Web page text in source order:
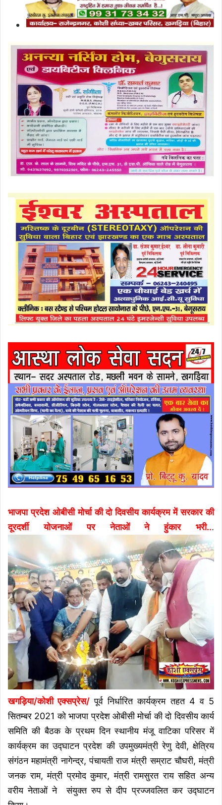
भाजपा प्रदेश ओबीसी मोर्चा की दो दिवसीय कार्यक्रम में सरकार की
दूरदर्शी योजनाओं पर नेताओं ने हुंकार भरी...
खगड़िया/कोशी एक्सप्रेस/ पूर्व निर्धारित कार्यक्रम तहत 4 व 5
सितम्बर 2021 को भाजपा प्रदेश ओबीसी मोर्चा की दो दिवसीय कार्य
समिति की बैठक के प्रथम दिन स्थानीय मंजू वाटिका परिसर में
कार्यक्रम का उद्घाटन प्रदेश की उपमुख्यमंत्री रेणु देवी, क्षेत्रिय
संगंठन महामंत्री नागेन्द्र, पंचायती राज मंत्री सम्राट चौघरी, मंत्री
जनक राम, मंत्री प्रमोद कुमार, मंत्री रामसुरत राय सहित अन्य
वरीय नेताओं ने संयुक्त रुप से दीप प्रज्जवलित कर उद्घाटन